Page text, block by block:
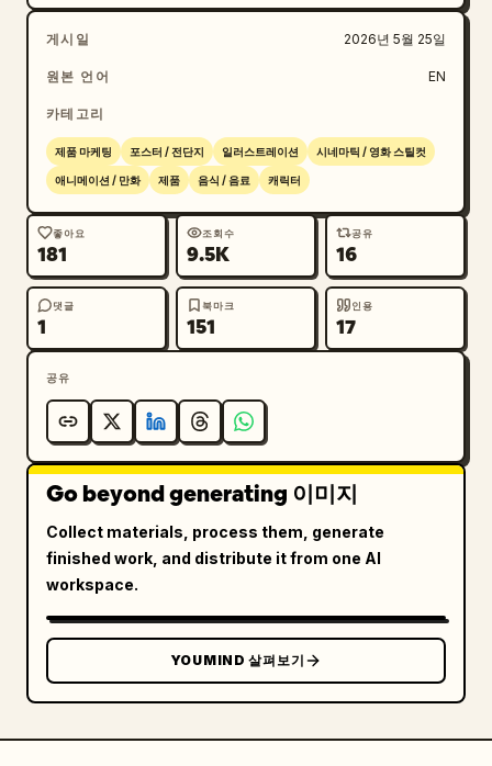
이션이 들어간 마법의 차로 채울 것. 차 내부에는 8개
의 장식 요소를 명확히 배치: 라벤더 별꽃 3개, 연한
진주 조개 구체 2개, 작은 황금 불가사리 1개, 보라색
습은 액체 별빛처럼 보이며 작은 거품과 찬란한 반짝임
이 있어야 함. 찻잔에도 동일한 빛나는 오션 티와 함
께 꽃, 거품, 진주, 굴절된 빛을 표현할 것. 배경에는
크리스털 얼음 바위, 작은 장식용 향수병 같은 용기를
추가할 것.
텍스트 콘텐츠: 좌측 상단에 “M”자가 들어간 다이아몬
드 모노그램 로고를 배치하고, 그 아래 브랜드명
TEA”를 넣을 것. 일본어 태그라인 “彼女の世界を、あ
なたの一杯に。”와 그 아래 영어 “Her world, in
your teacup.”을 추가. 제품명은 크고 우아한 세리프
서체로 “ MARINE LUCENT ”라고 설정하고, 아래에 일
본어 독음 “マリン・ルーセント”를 추가. 맛 이름 “
ー・ブルーム”을 추가. 짧은 일본어 본문 블록을 넣은
뒤 영어 카피 추가: “The sparkle of waves, the
dance of bubbles, the gentleness of a clear
blue breeze—blended into a tea that is pure,
radiant, and enchantingly alive.” 성분 목록은
6개 항목과 작은 아이콘으로 구성: “BLUE PEA”,
“WHITE TEA”, “CORNFLOWER”, “PEARL SHELL”,
게시일 2026년 5월 25일
원본 언어 EN
카테고리
제품 마케팅 포스터 / 전단지 일러스트레이션 시네마틱 / 영화 스틸컷
애니메이션 / 만화 제품 음식 / 음료 캐릭터
좋아요
181
조회수
9.5K
공유
16
댓글
1
북마크
151
인용
17
공유
Go beyond generating 이미지
Collect materials, process them, generate
finished work, and distribute it from one AI
workspace.
YOUMIND 살펴보기